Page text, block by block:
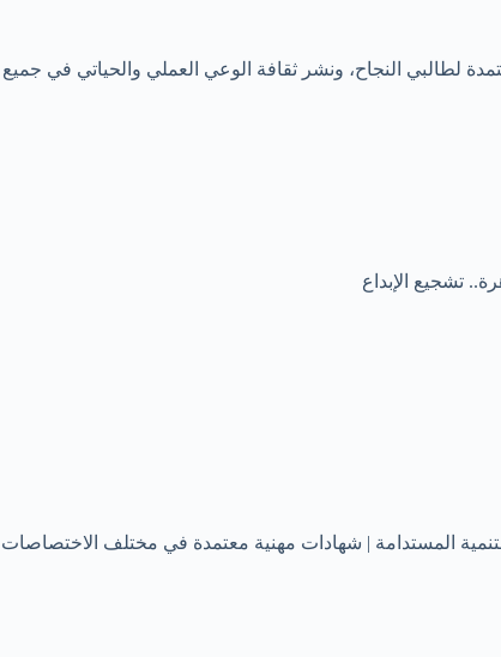
لطالبي النجاح، ونشر ثقافة الوعي العملي والحياتي في جميع
تشجيع الإبداع
والتنمية المستدامة | شهادات مهنية معتمدة في مختلف الاختصاصات